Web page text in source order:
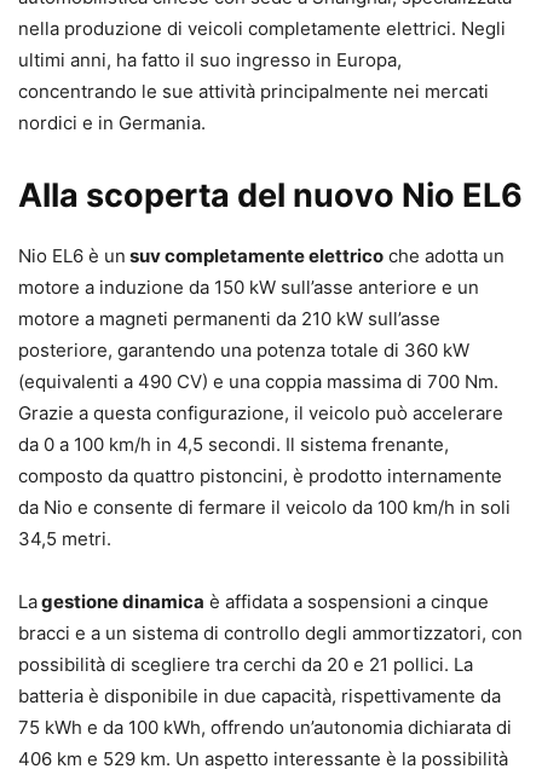
nella produzione di veicoli completamente elettrici. Negli
ultimi anni, ha fatto il suo ingresso in Europa,
concentrando le sue attività principalmente nei mercati
nordici e in Germania.
Alla scoperta del nuovo Nio EL6
Nio EL6 è un suv completamente elettrico che adotta un
motore a induzione da 150 kW sull’asse anteriore e un
motore a magneti permanenti da 210 kW sull’asse
posteriore, garantendo una potenza totale di 360 kW
(equivalenti a 490 CV) e una coppia massima di 700 Nm.
Grazie a questa configurazione, il veicolo può accelerare
da 0 a 100 km/h in 4,5 secondi. Il sistema frenante,
composto da quattro pistoncini, è prodotto internamente
da Nio e consente di fermare il veicolo da 100 km/h in soli
34,5 metri.
Lagestione dinamica è affidata a sospensioni a cinque
bracci e a un sistema di controllo degli ammortizzatori, con
possibilità di scegliere tra cerchi da 20 e 21 pollici. La
batteria è disponibile in due capacità, rispettivamente da
75 kWh e da 100 kWh, offrendo un’autonomia dichiarata di
406 km e 529 km. Un aspetto interessante è la possibilità